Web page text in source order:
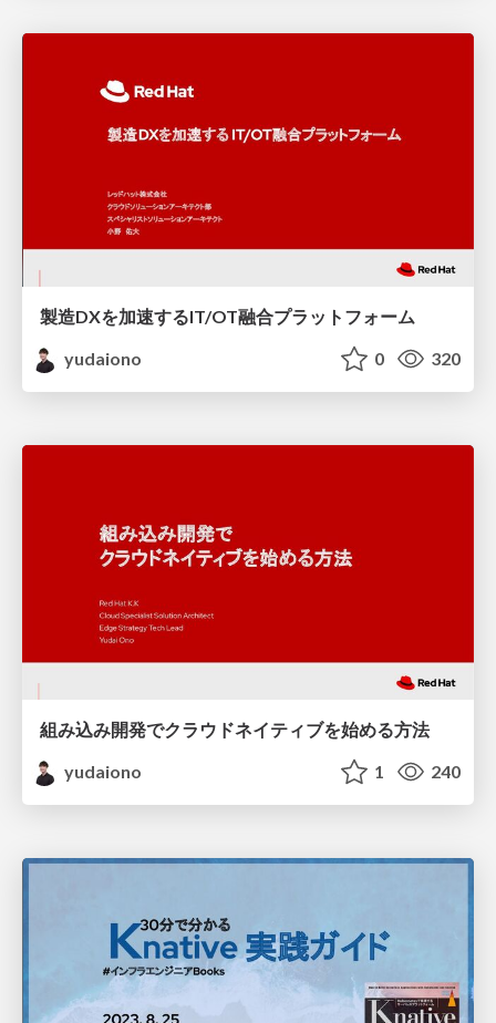
製造DXを加速するIT/OT融合プラットフォーム
yudaiono
0 320
組み込み開発でクラウドネイティブを始める方法
yudaiono
1 240